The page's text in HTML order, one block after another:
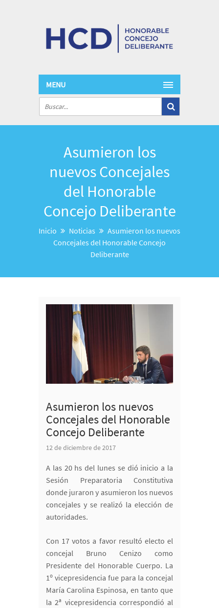
MENU
Asumieron los
nuevos Concejales
del Honorable
Concejo Deliberante
Inicio Noticias
Asumieron los nuevos
Concejales del Honorable Concejo
Deliberante
Asumieron los nuevos
Concejales del Honorable
Concejo Deliberante
12 de diciembre de 2017
A las 20 hs del lunes se dió inicio a la
Sesión Preparatoria Constitutiva
donde juraron y asumieron los nuevos
concejales y se realizó la elección de
autoridades.
Con 17 votos a favor resultó electo el
concejal Bruno Cenizo como
Presidente del Honorable Cuerpo. La
1º vicepresidencia fue para la concejal
María Carolina Espinosa, en tanto que
la 2ª vicepresidencia correspondió al